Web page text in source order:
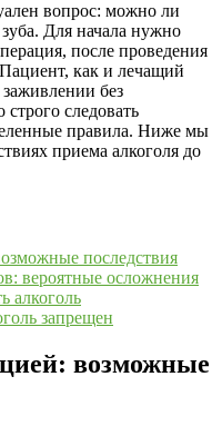
вопрос: можно ли
Для начала нужно
после проведения
Пациент, как и лечащий
без
следовать
правила. Ниже мы
приема алкоголя до
последствия
вероятные осложнения
алкоголь
запрещен
возможные